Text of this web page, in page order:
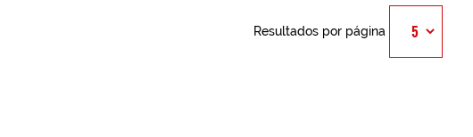
Resultados por página